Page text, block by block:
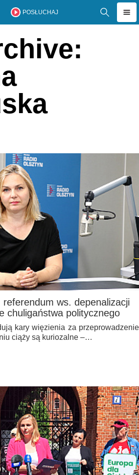
POSŁUCHAJ
referendum ws. depenalizacji
chuligaństwa politycznego
kary więzienia za przeprowadzenie
ciąży są kuriozalne –…